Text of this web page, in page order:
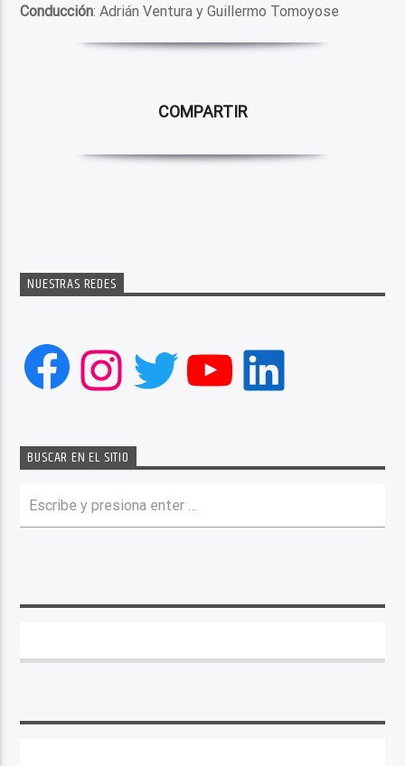
Conducción: Adrián Ventura y Guillermo Tomoyose
COMPARTIR
NUESTRAS REDES
Facebook
Instagram
Twitter
YouTube
LinkedIn
BUSCAR EN EL SITIO